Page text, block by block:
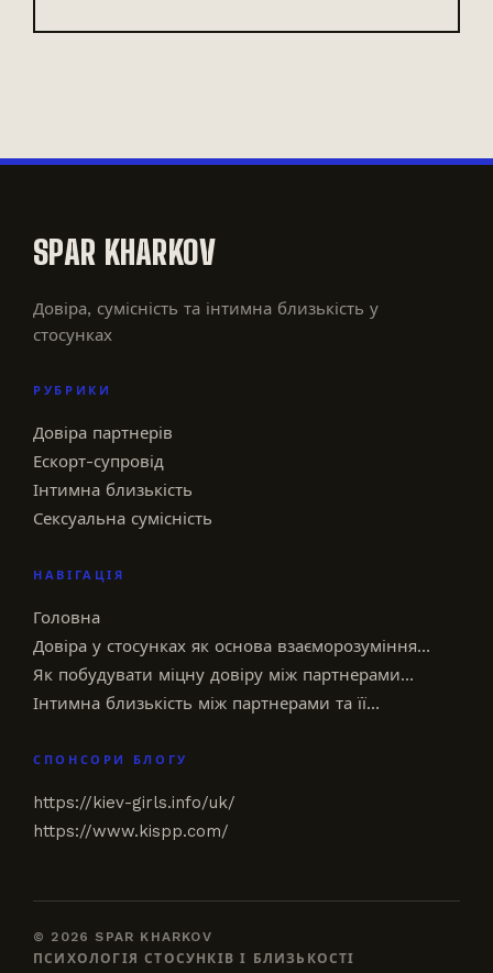
SPAR KHARKOV
Довіра, сумісність та інтимна близькість у
стосунках
РУБРИКИ
Довіра партнерів
Ескорт-супровід
Інтимна близькість
Сексуальна сумісність
НАВІГАЦІЯ
Головна
Довіра у стосунках як основа взаєморозуміння…
Як побудувати міцну довіру між партнерами…
Інтимна близькість між партнерами та її…
СПОНСОРИ БЛОГУ
https://kiev-girls.info/uk/
https://www.kispp.com/
© 2026 SPAR KHARKOV
ПСИХОЛОГІЯ СТОСУНКІВ І БЛИЗЬКОСТІ